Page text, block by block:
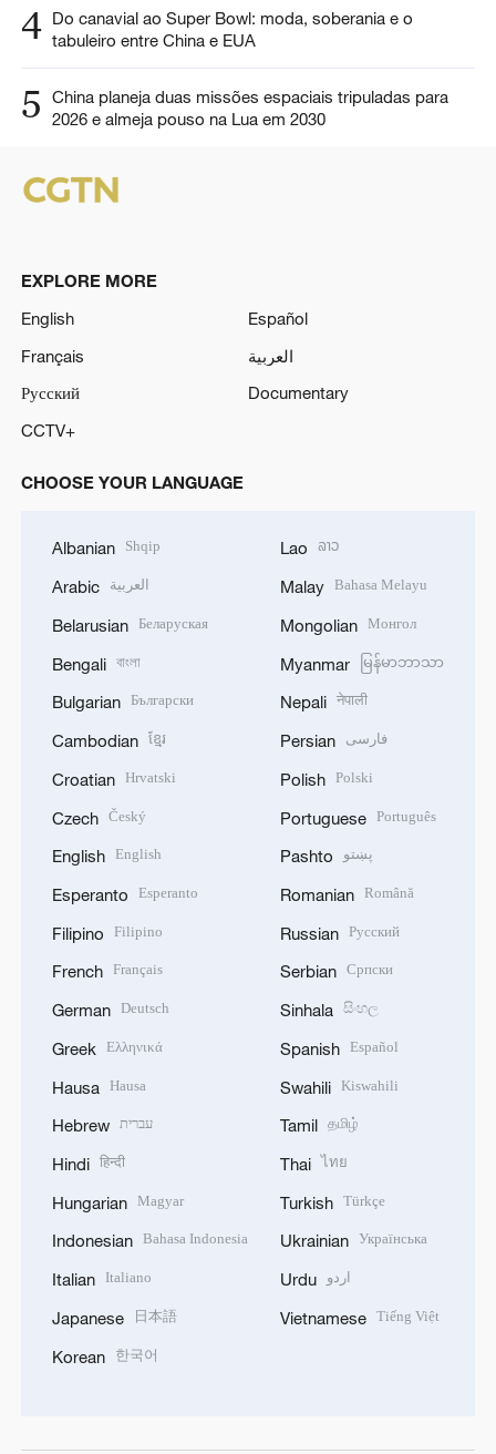
4 Do canavial ao Super Bowl: moda, soberania e o
tabuleiro entre China e EUA
5
China planeja duas missões espaciais tripuladas para
2026 e almeja pouso na Lua em 2030
EXPLORE MORE
English
Español
Français
العربية
Русский
Documentary
CCTV+
CHOOSE YOUR LANGUAGE
Albanian Shqip
Arabic العربية
Belarusian Беларуская
Bengali বাংলা
Bulgarian Български
Cambodian ខ្មែរ
Croatian Hrvatski
Czech Český
English English
Esperanto Esperanto
Filipino Filipino
French Français
German Deutsch
Greek Ελληνικά
Hausa Hausa
Hebrew עברית
Hindi हिन्दी
Hungarian Magyar
Indonesian Bahasa Indonesia
Italian Italiano
Japanese 日本語
Korean 한국어
Lao ລາວ
Malay Bahasa Melayu
Mongolian Монгол
Myanmar မြန်မာဘာသာ
Nepali नेपाली
Persian فارسی
Polish Polski
Portuguese Português
Pashto پښتو
Romanian Română
Russian Русский
Serbian Српски
Sinhala සිංහල
Spanish Español
Swahili Kiswahili
Tamil தமிழ்
Thai ไทย
Turkish Türkçe
Ukrainian Українська
Urdu اردو
Vietnamese Tiếng Việt